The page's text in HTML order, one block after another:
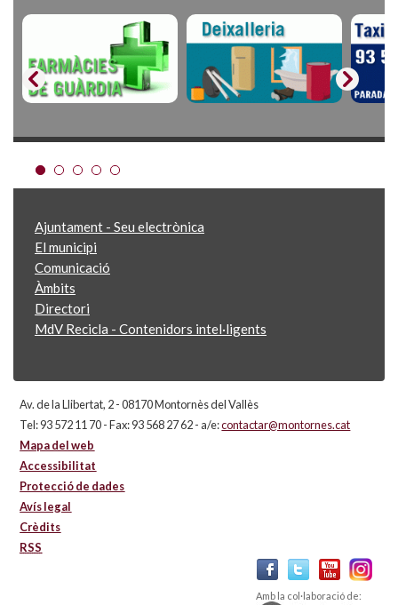
Ajuntament - Seu electrònica
El municipi
Comunicació
Àmbits
Directori
MdV Recicla - Contenidors intel·ligents
Av. de la Llibertat, 2 - 08170 Montornès del Vallès
Tel: 93 572 11 70 - Fax: 93 568 27 62 - a/e:contactar@montornes.cat
Mapa del web
Accessibilitat
Protecció de dades
Avís legal
Crèdits
RSS
Amb la col·laboració de: